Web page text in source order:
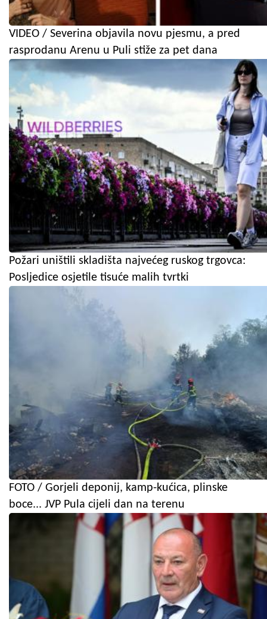
VIDEO / Severina objavila novu pjesmu, a pred
rasprodanu Arenu u Puli stiže za pet dana
Požari uništili skladišta najvećeg ruskog trgovca:
Posljedice osjetile tisuće malih tvrtki
FOTO / Gorjeli deponij, kamp-kućica, plinske
boce... JVP Pula cijeli dan na terenu